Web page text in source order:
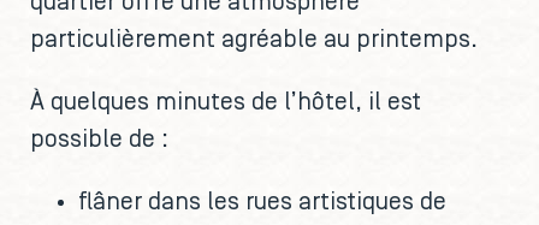
particulièrement agréable au printemps.
À quelques minutes de l’hôtel, il est
possible de :
flâner dans les rues artistiques de